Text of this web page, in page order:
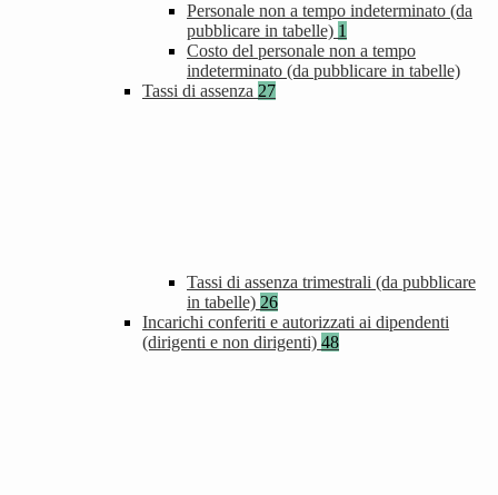
Personale non a tempo indeterminato (da
pubblicare in tabelle) 1
Costo del personale non a tempo
indeterminato (da pubblicare in tabelle)
Tassi di assenza 27
Tassi di assenza trimestrali (da pubblicare
in tabelle) 26
Incarichi conferiti e autorizzati ai dipendenti
(dirigenti e non dirigenti) 48